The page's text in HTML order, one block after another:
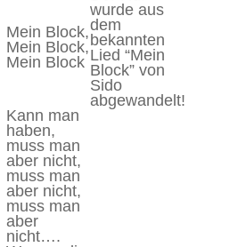
Mein Block,
Mein Block,
Mein Block
wurde aus
dem
bekannten
Lied “Mein
Block” von
Sido
abgewandelt!
Kann man
haben,
muss man
aber nicht,
muss man
aber nicht,
muss man
aber
nicht….